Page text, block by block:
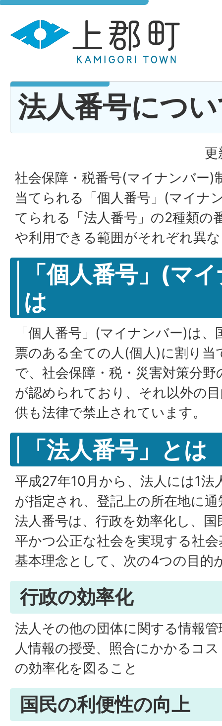
法人番号につ
更
社会保障・税番号(マイナンバー)
当てられる「個人番号」(マイナ
てられる「法人番号」の2種類の
や利用できる範囲がそれぞれ異
「個人番号」(マ
は
「個人番号」(マイナンバー)は
票のある全ての人(個人)に割り当
で、社会保障・税・災害対策分
が認められており、それ以外の
供も法律で禁止されています。
「法人番号」とは
平成27年10月から、法人には1法
が指定され、登記上の所在地に
法人番号は、行政を効率化し、
平かつ公正な社会を実現する社
基本理念として、次の4つの目的
行政の効率化
法人その他の団体に関する情報
人情報の授受、照合にかかるコ
の効率化を図ること
国民の利便性の向上